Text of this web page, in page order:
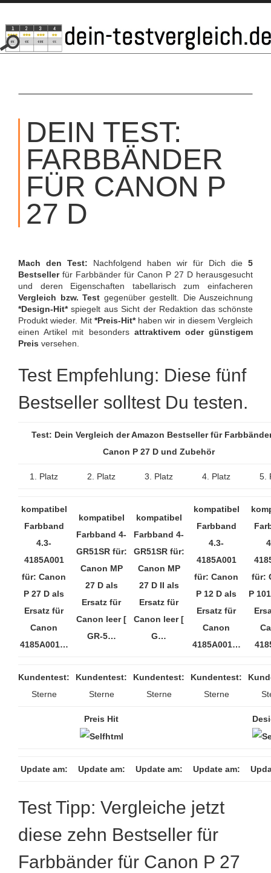
SKIP
CONTENT
DEIN TEST:
FARBBÄNDER
FÜR CANON P
27 D
Mach den Test: Nachfolgend haben wir für Dich die 5
Bestsellerfür Farbbänder für Canon P 27 D herausgesucht
und deren Eigenschaften tabellarisch zum einfacheren
Vergleich bzw. Test gegenüber gestellt. Die Auszeichnung
*Design-Hit*spiegelt aus Sicht der Redaktion das schönste
Produkt wieder. Mit *Preis-Hit*haben wir in diesem Vergleich
einen Artikel mit besonders attraktivem oder günstigem
Preis versehen.
Test Empfehlung: Diese fünf
Bestseller solltest Du testen.
Test: Dein Vergleich der Amazon Bestseller für
Canon P 27 D und Zubehör
1. Platz 2. Platz 3. Platz 4. Platz 5.
kompatibel
Farbband
4.3-
4185A001
für: Canon
P 27 D als
Ersatz für
Canon
4185A001…
kompatibel
Farbband 4-
GR51SR für:
Canon MP
27 D als
Ersatz für
Canon leer [
GR-5…
kompatibel
Farbband 4-
GR51SR für:
Canon MP
27 D II als
Ersatz für
Canon leer [
G…
kompatibel
Farbband
4.3-
4185A001
für: Canon
P 12 D als
Ersatz für
Canon
4185A001…
für:
P
Kundentest:
Sterne
Kundentest:
Sterne
Kundentest:
Sterne
Kundentest:
Sterne
Preis Hit
Update am: Update am: Update am: Update am:
Test Tipp: Vergleiche jetzt
diese zehn Bestseller für
Farbbänder für Canon P 27